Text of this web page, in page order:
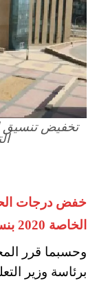
خفض درجات
الخاصة 2020 بنسبة 5 % عن الخاصة
وحسبما قرر
برئاسة وزير